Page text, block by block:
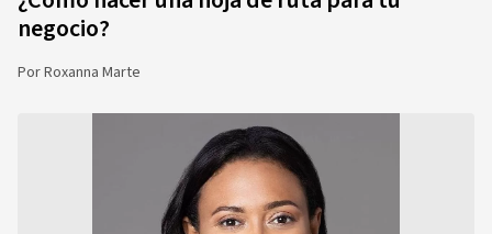
negocio?
PorRoxanna Marte